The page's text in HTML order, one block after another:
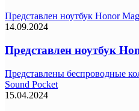
Представлен ноутбук Honor
14.09.2024
Представлен ноутбук
Представлены беспроводные
Sound Pocket
15.04.2024